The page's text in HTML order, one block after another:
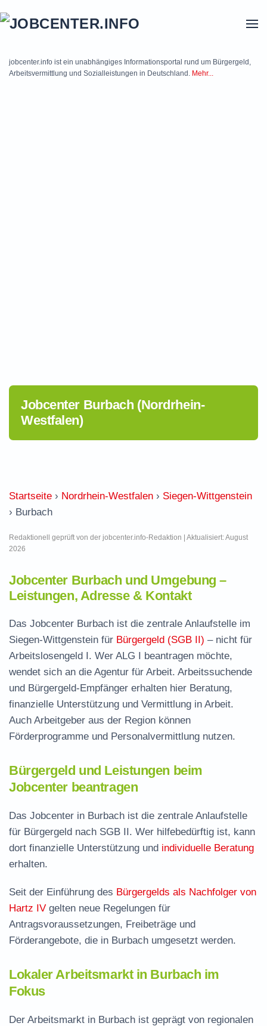
jobcenter.info ist ein unabhängiges Informationsportal rund um Bürgergeld,
Arbeitsvermittlung und Sozialleistungen in Deutschland. Mehr...
Jobcenter Burbach (Nordrhein-
Westfalen)
Startseite › Nordrhein-Westfalen › Siegen-Wittgenstein
› Burbach
Redaktionell geprüft von der jobcenter.info-Redaktion | Aktualisiert: August
2026
Jobcenter Burbach und Umgebung –
Leistungen, Adresse & Kontakt
Das Jobcenter Burbach ist die zentrale Anlaufstelle im
Siegen-Wittgenstein für Bürgergeld (SGB II) – nicht für
Arbeitslosengeld I. Wer ALG I beantragen möchte,
wendet sich an die Agentur für Arbeit. Arbeitssuchende
und Bürgergeld-Empfänger erhalten hier Beratung,
finanzielle Unterstützung und Vermittlung in Arbeit.
Auch Arbeitgeber aus der Region können
Förderprogramme und Personalvermittlung nutzen.
Bürgergeld und Leistungen beim
Jobcenter beantragen
Das Jobcenter in Burbach ist die zentrale Anlaufstelle
für Bürgergeld nach SGB II. Wer hilfebedürftig ist, kann
dort finanzielle Unterstützung und individuelle Beratung
erhalten.
Seit der Einführung des Bürgergelds als Nachfolger von
Hartz IV gelten neue Regelungen für
Antragsvoraussetzungen, Freibeträge und
Förderangebote, die in Burbach umgesetzt werden.
Lokaler Arbeitsmarkt in Burbach im
Fokus
Der Arbeitsmarkt in Burbach ist geprägt von regionalen